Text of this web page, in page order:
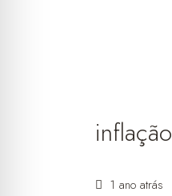
inflação
1 ano atrás